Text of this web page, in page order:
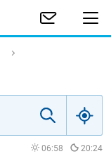
06:58 20:24